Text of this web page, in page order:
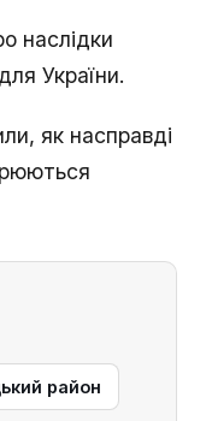
наслідки
України.
як насправді
район